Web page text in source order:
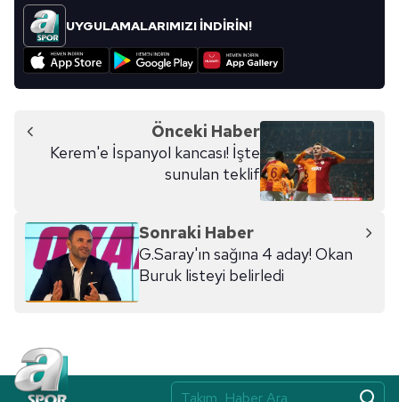
UYGULAMALARIMIZI İNDİRİN!
Önceki Haber
Kerem'e İspanyol kancası! İşte
sunulan teklif
Sonraki Haber
G.Saray'ın sağına 4 aday! Okan
Buruk listeyi belirledi